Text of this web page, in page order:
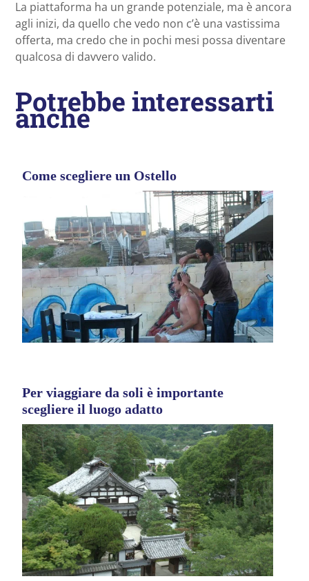
La piattaforma ha un grande potenziale, ma è ancora
agli inizi, da quello che vedo non c’è una vastissima
offerta, ma credo che in pochi mesi possa diventare
qualcosa di davvero valido.
Potrebbe interessarti
anche
Come scegliere un Ostello
Per viaggiare da soli è importante
scegliere il luogo adatto